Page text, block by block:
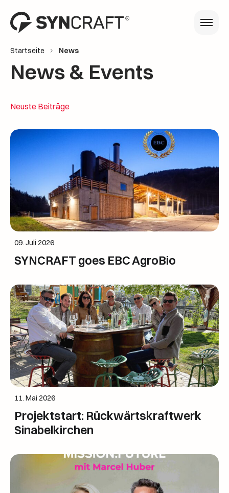
Startseite News
News & Events
Neuste Beiträge
09. Juli 2026
SYNCRAFT goes EBC AgroBio
11. Mai 2026
Projektstart: Rückwärtskraftwerk
Sinabelkirchen